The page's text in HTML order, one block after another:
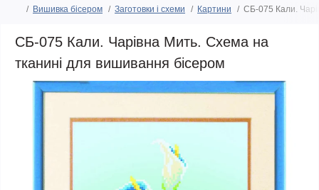
Вишивка бісером Заготовки і схеми Картини СБ-075 Кали.
СБ-075 Кали. Чарівна Мить. Схема на
тканині для вишивання бісером